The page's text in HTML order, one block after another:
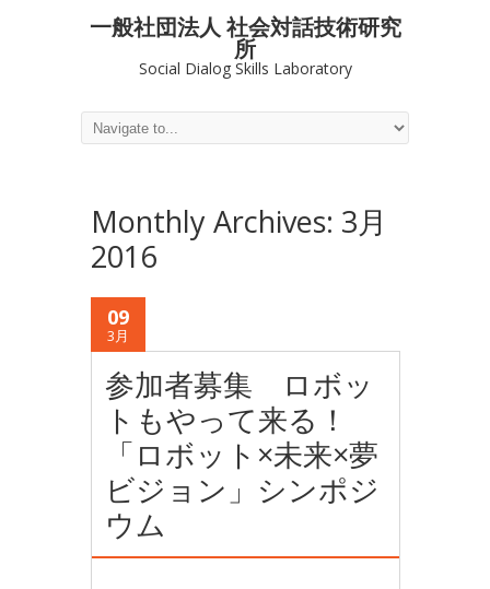
一般社団法人 社会対話技術研究
所
Social Dialog Skills Laboratory
Monthly Archives: 3月
2016
09
3月
参加者募集 ロボッ
トもやって来る！
「ロボット×未来×夢
ビジョン」シンポジ
ウム